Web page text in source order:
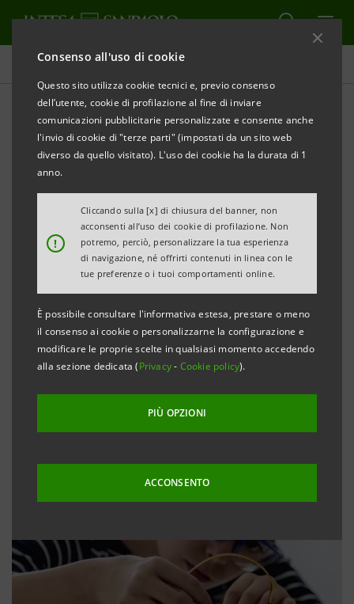
Consenso all'uso di cookie
Questo sito utilizza cookie tecnici e, previo consenso
dell’utente, cookie di profilazione al fine di inviare
comunicazioni pubblicitarie personalizzate e consente anche
l'invio di cookie di "terze parti" (impostati da un sito web
diverso da quello visitato). L'uso dei cookie ha la durata di 1
anno.
!
Cliccando sulla [x] di chiusura del banner, non
acconsenti all’uso dei cookie di profilazione. Non
potremo, perciò, personalizzare la tua esperienza
di navigazione, né offrirti contenuti in linea con le
tue preferenze o i tuoi comportamenti online.
È possibile consultare l'informativa estesa, prestare o meno
il consenso ai cookie o personalizzarne la configurazione e
modificare le proprie scelte in qualsiasi momento accedendo
alla sezione dedicata (Privacy- Cookie policy).
PIÙ OPZIONI
ACCONSENTO
Tutti i progetti
EDUCAZIONE
Formazione digitale per i
più giovani: Young
Innovators Day